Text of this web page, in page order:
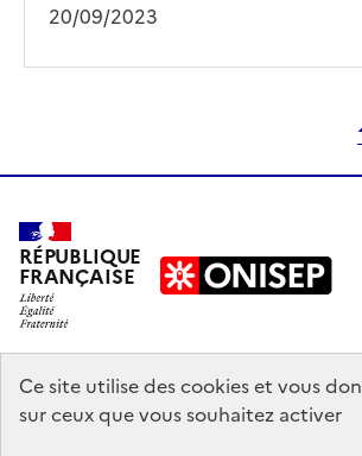
Ce site utilise des cookies et vous
sur ceux que vous souhaitez activer
20/09/2023
RÉPUBLIQUE
FRANÇAISE
education.gouv.fr
enseignementsup-recherche.gouv.fr